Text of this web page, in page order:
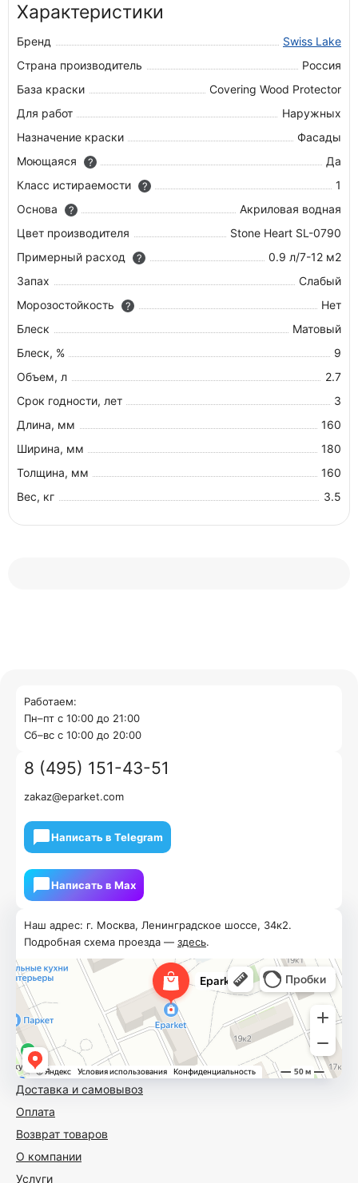
Характеристики
Бренд
Swiss Lake
Страна производитель
Россия
База краски
Covering Wood Protector
Для работ
Наружных
Назначение краски
Фасады
Моющаяся
?
Да
Класс истираемости
?
1
Основа
?
Акриловая водная
Цвет производителя
Stone Heart SL-0790
Примерный расход
?
0.9 л/7-12 м2
Запах
Слабый
Морозостойкость
?
Нет
Блеск
Матовый
Блеск, %
9
Объем, л
2.7
Срок годности, лет
3
Длина, мм
160
Ширина, мм
180
Толщина, мм
160
Вес, кг
3.5
Доставка и самовывоз
Оплата
Возврат товаров
О компании
Услуги
Наш адрес: г. Москва, Ленинградское шоссе, 34к2.
Подробная схема проезда — здесь.
Работаем:
Пн–пт с 10:00 до 21:00
Cб–вс с 10:00 до 20:00
8 (495) 151-43-51
zakaz@eparket.com
Написать в Telegram
Написать в Мах